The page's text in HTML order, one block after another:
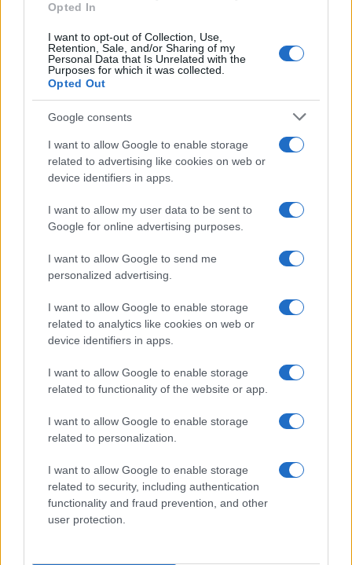
Opted In
I want to opt-out of Collection, Use,
Retention, Sale, and/or Sharing of my
Personal Data that Is Unrelated with the
Purposes for which it was collected.
Opted Out
Google consents
I want to allow Google to enable storage
related to advertising like cookies on web or
device identifiers in apps.
I want to allow my user data to be sent to
Google for online advertising purposes.
I want to allow Google to send me
personalized advertising.
I want to allow Google to enable storage
related to analytics like cookies on web or
device identifiers in apps.
I want to allow Google to enable storage
related to functionality of the website or app.
I want to allow Google to enable storage
related to personalization.
I want to allow Google to enable storage
related to security, including authentication
functionality and fraud prevention, and other
user protection.
Olbia, divieto di sosta contro spaccio e degrado:
esplode la protesta
Pausa caffè impeccabile: come scegliere la
Monte Pino, la fine di un lungo dolore: storia e
rinascita della strada che segnò la Gallura
la rete elettrica
NECROLOGIE
Mario Malu